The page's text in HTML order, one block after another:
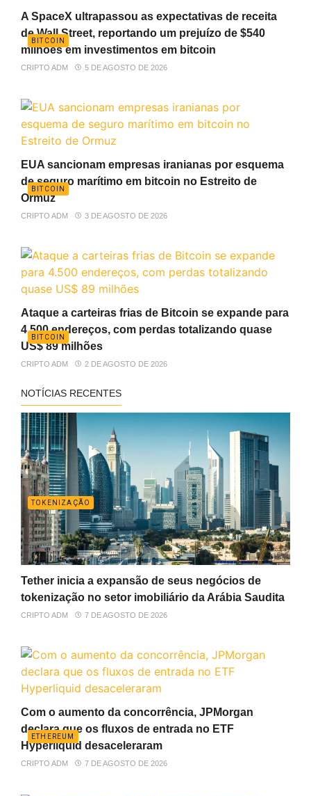
BITCOIN
A SpaceX ultrapassou as expectativas de receita
de Wall Street, reportando um prejuízo de $540
milhões em investimentos em bitcoin
CRIPTO ADM 5 DE AGOSTO DE 2026
BITCOIN
EUA sancionam empresas iranianas por esquema
de seguro marítimo em bitcoin no Estreito de
Ormuz
CRIPTO ADM 3 DE AGOSTO DE 2026
BITCOIN
Ataque a carteiras frias de Bitcoin se expande para
4.500 endereços, com perdas totalizando quase
US$ 89 milhões
CRIPTO ADM 2 DE AGOSTO DE 2026
NOTÍCIAS RECENTES
TOKENIZAÇÃO
Tether inicia a expansão de seus negócios de
tokenização no setor imobiliário da Arábia Saudita
CRIPTO ADM 7 DE AGOSTO DE 2026
ETHEREUM
Com o aumento da concorrência, JPMorgan
declara que os fluxos de entrada no ETF
Hyperliquid desaceleraram
CRIPTO ADM 7 DE AGOSTO DE 2026